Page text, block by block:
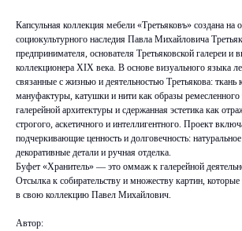
Капсульная коллекция мебели «Третьяковъ» создана на
социокультурного наследия Павла Михайловича
предпринимателя, основателя Третьяковской галереи и
коллекционера XIX века. В основе визуального языка
связанные с жизнью и деятельностью Третьякова: ткань
мануфактуры, катушки и нити как образы ремесленного
галерейной архитектуры и сдержанная эстетика как
строгого, аскетичного и интеллигентного. Проект
подчеркивающие ценность и долговечность:
декоративные детали и ручная отделка.
Буфет «Хранитель» — это оммаж к галерейной
Отсылка к собирательству и множеству картин, которые
в свою коллекцию Павел Михайлович.
Автор: